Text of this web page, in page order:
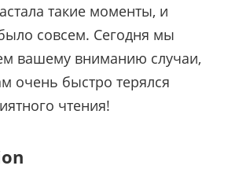
такие моменты, и
совсем. Сегодня мы
вашему вниманию случаи,
очень быстро терялся
чтения!